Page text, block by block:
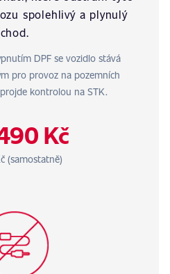
spolehlivý a plynulý
chod.
DPF se vozidlo stává
pro provoz na pozemních
kontrolou na STK.
Kč
(samostatně)